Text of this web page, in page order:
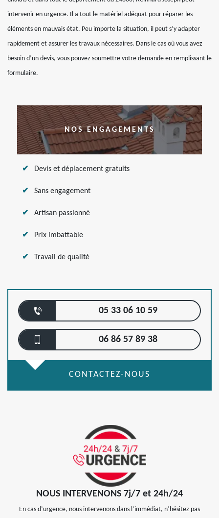
intervenir en urgence. Il a tout le matériel adéquat pour réparer les
éléments en mauvais état. Peu importe la situation, il peut s’y adapter
rapidement et assurer les travaux nécessaires. Dans le cas où vous avez
besoin d’un devis, vous pouvez soumettre votre demande en remplissant le
formulaire.
NOS ENGAGEMENTS
Devis et déplacement gratuits
Sans engagement
Artisan passionné
Prix imbattable
Travail de qualité
05 33 06 10 59
06 86 57 89 38
CONTACTEZ-NOUS
NOUS INTERVENONS 7j/7 et 24h/24
En cas d’urgence, nous intervenons dans l’immédiat, n’hésitez pas